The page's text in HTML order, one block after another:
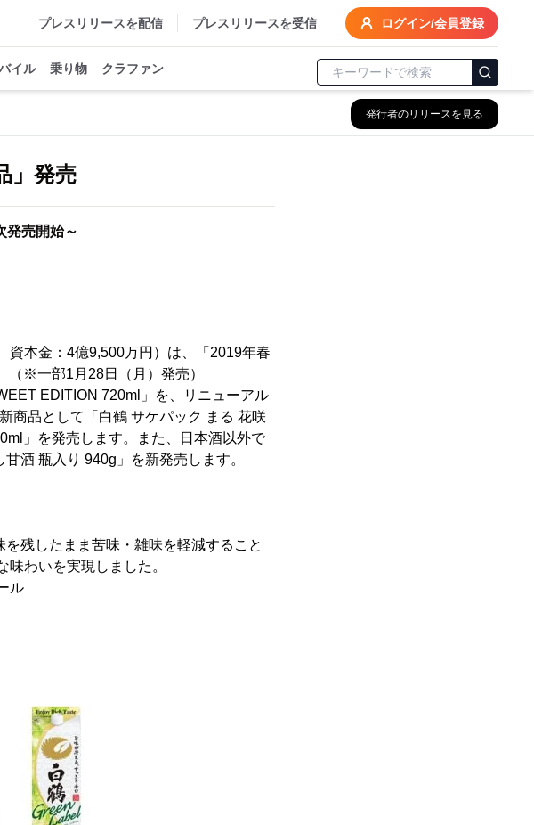
プレスリリースを配信 プレスリリースを受信 ログイン/会員登録
イル 乗り物 クラファン
発行者のリリースを見る
」発売
発売開始～
資本金：4億9,500万円）は、「2019年春
（※一部1月28日（月）発売）
EDITION 720ml」を、リニューアル
商品として「白鶴 サケパック まる 花咲
」を発売します。また、日本酒以外で
酒 瓶入り 940g」を新発売します。
残したまま苦味・雑味を軽減すること
わいを実現しました。
ル